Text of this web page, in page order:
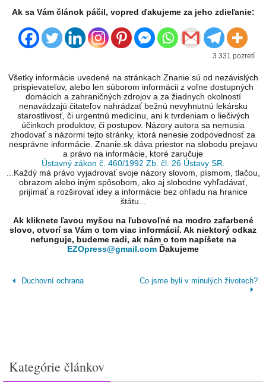
Ak sa Vám článok páčil, vopred ďakujeme za jeho zdieľanie:
3 331 pozretí
Všetky informácie uvedené na stránkach Znanie sú od nezávislých
prispievateľov, alebo len súborom informácii z voľne dostupných
domácich a zahraničných zdrojov a za žiadnych okolností
nenavádzajú čitateľov nahrádzať bežnú nevyhnutnú lekársku
starostlivosť, či urgentnú medicínu, ani k tvrdeniam o liečivých
účinkoch produktov, či postupov. Názory autora sa nemusia
zhodovať s názormi tejto stránky, ktorá nenesie zodpovednosť za
nesprávne informácie. Znanie.sk dáva priestor na slobodu prejavu
a právo na informácie, ktoré zaručuje
Ústavný zákon č. 460/1992 Zb. čl. 26 Ústavy SR
...Každý má právo vyjadrovať svoje názory slovom, písmom, tlačou,
obrazom alebo iným spôsobom, ako aj slobodne vyhľadávať,
prijímať a rozširovať idey a informácie bez ohľadu na hranice
štátu...
Ak kliknete ľavou myšou na ľubovoľné na modro zafarbené
slovo, otvorí sa Vám o tom viac informácií. Ak niektorý odkaz
nefunguje, budeme radi, ak nám o tom napíšete na
EZOpress@gmail.com Ďakujeme
Duchovní ochrana Co jsme byli v minulých životech?
Kategórie článkov